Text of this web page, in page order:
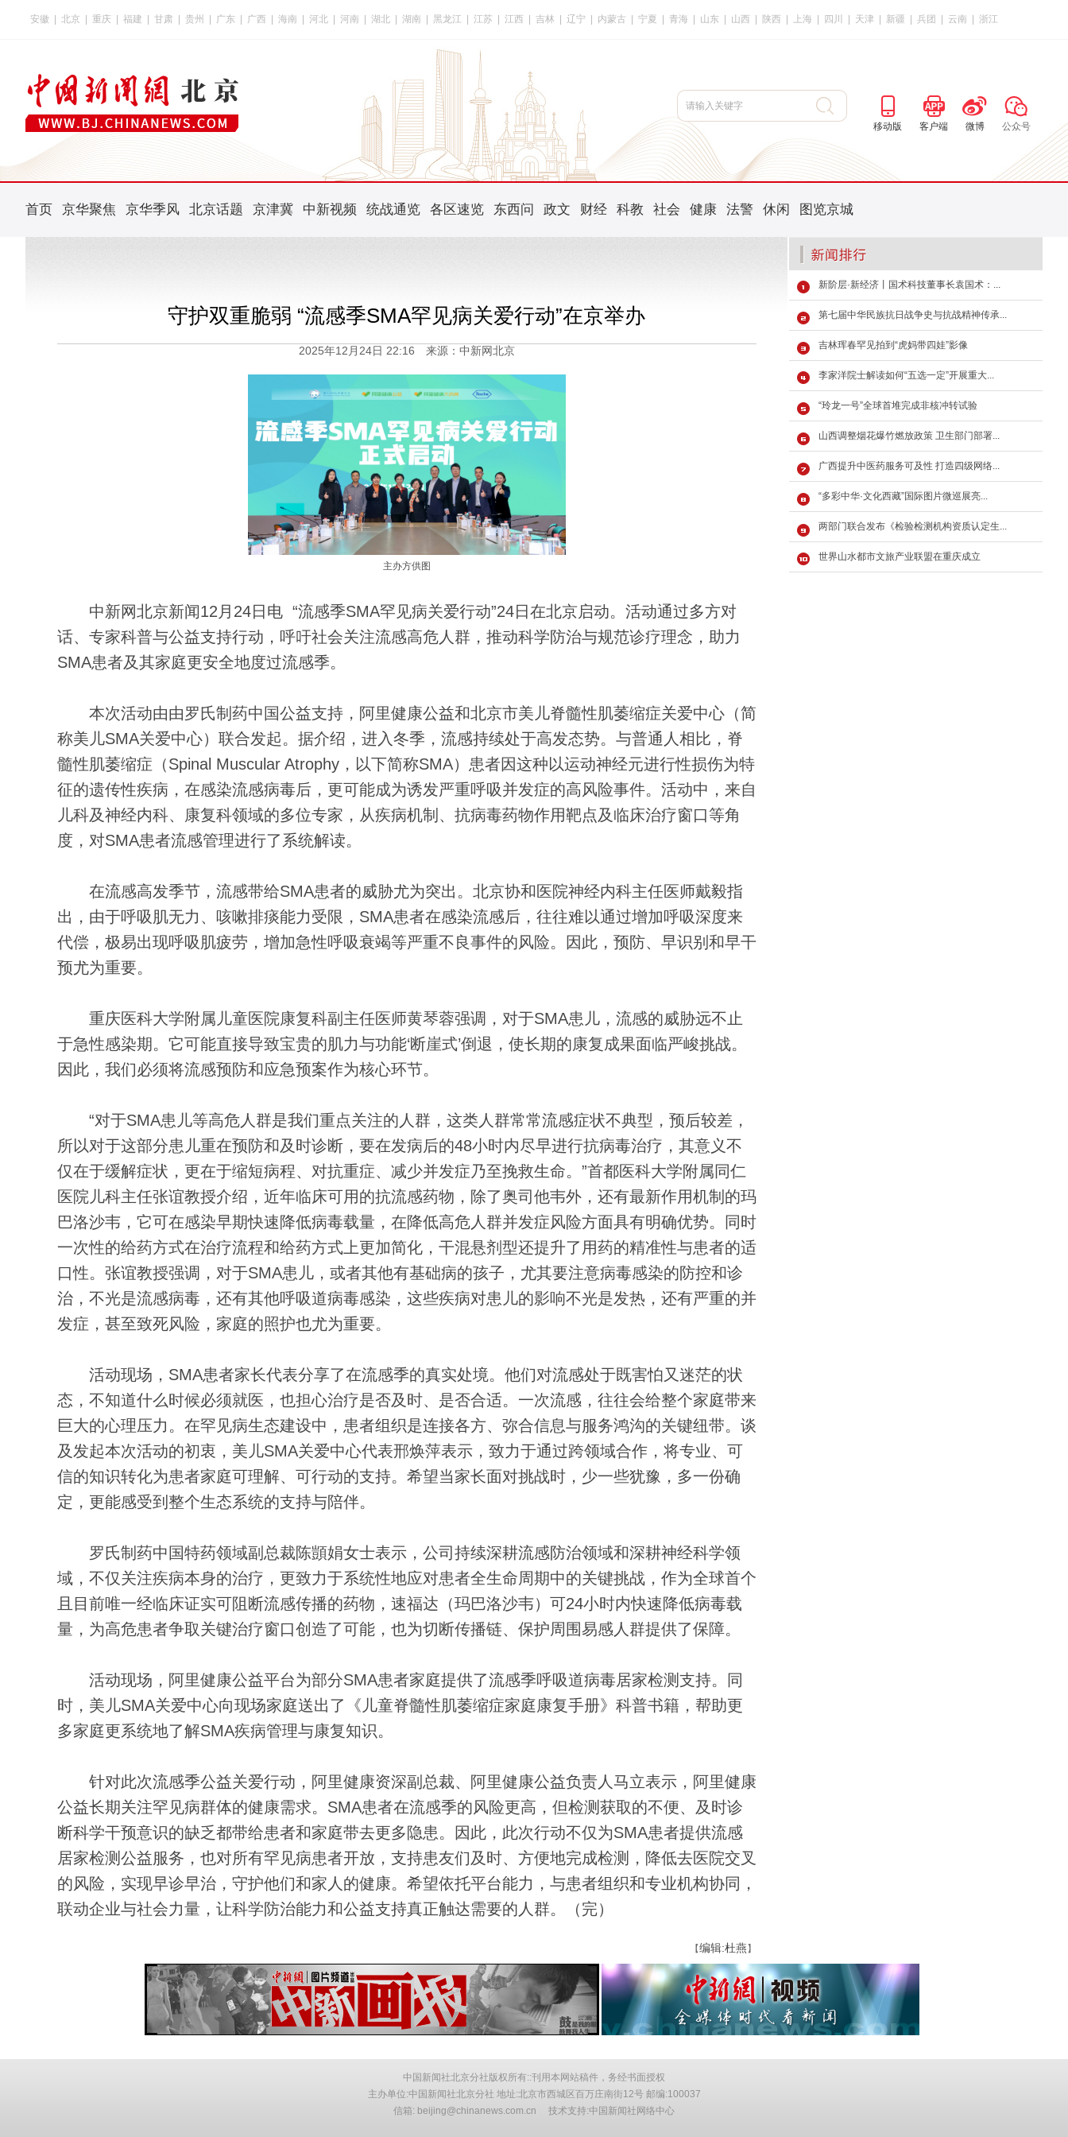
安徽 北京 重庆 福建 甘肃 贵州 广东 广西 海南 河北 河南 湖北 湖南 黑龙江 江苏 江西 吉林 辽宁 内蒙古 宁夏 青海 山东 山西 陕西 上海 四川 天津 新疆 兵团 云南 浙江
移动版 客户端 微博 公众号
首页 京华聚焦 京华季风 北京话题 京津冀 中新视频 统战通览 各区速览 东西问 政文 财经 科教 社会 健康 法警 休闲 图览京城
守护双重脆弱 “流感季SMA罕见病关爱行动”在京举办
2025年12月24日 22:16 来源：中新网北京
主办方供图
中新网北京新闻12月24日电 “流感季SMA罕见病关爱行动”24日在北京启动。活动通过多方对
话、专家科普与公益支持行动，呼吁社会关注流感高危人群，推动科学防治与规范诊疗理念，助力
SMA患者及其家庭更安全地度过流感季。
本次活动由由罗氏制药中国公益支持，阿里健康公益和北京市美儿脊髓性肌萎缩症关爱中心（简
称美儿SMA关爱中心）联合发起。据介绍，进入冬季，流感持续处于高发态势。与普通人相比，脊
髓性肌萎缩症（Spinal Muscular Atrophy，以下简称SMA）患者因这种以运动神经元进行性损伤为特
征的遗传性疾病，在感染流感病毒后，更可能成为诱发严重呼吸并发症的高风险事件。活动中，来自
儿科及神经内科、康复科领域的多位专家，从疾病机制、抗病毒药物作用靶点及临床治疗窗口等角
度，对SMA患者流感管理进行了系统解读。
在流感高发季节，流感带给SMA患者的威胁尤为突出。北京协和医院神经内科主任医师戴毅指
出，由于呼吸肌无力、咳嗽排痰能力受限，SMA患者在感染流感后，往往难以通过增加呼吸深度来
代偿，极易出现呼吸肌疲劳，增加急性呼吸衰竭等严重不良事件的风险。因此，预防、早识别和早干
预尤为重要。
重庆医科大学附属儿童医院康复科副主任医师黄琴蓉强调，对于SMA患儿，流感的威胁远不止
于急性感染期。它可能直接导致宝贵的肌力与功能‘断崖式’倒退，使长期的康复成果面临严峻挑战。
因此，我们必须将流感预防和应急预案作为核心环节。
“对于SMA患儿等高危人群是我们重点关注的人群，这类人群常常流感症状不典型，预后较差，
所以对于这部分患儿重在预防和及时诊断，要在发病后的48小时内尽早进行抗病毒治疗，其意义不
仅在于缓解症状，更在于缩短病程、对抗重症、减少并发症乃至挽救生命。”首都医科大学附属同仁
医院儿科主任张谊教授介绍，近年临床可用的抗流感药物，除了奥司他韦外，还有最新作用机制的玛
巴洛沙韦，它可在感染早期快速降低病毒载量，在降低高危人群并发症风险方面具有明确优势。同时
一次性的给药方式在治疗流程和给药方式上更加简化，干混悬剂型还提升了用药的精准性与患者的适
口性。张谊教授强调，对于SMA患儿，或者其他有基础病的孩子，尤其要注意病毒感染的防控和诊
治，不光是流感病毒，还有其他呼吸道病毒感染，这些疾病对患儿的影响不光是发热，还有严重的并
发症，甚至致死风险，家庭的照护也尤为重要。
活动现场，SMA患者家长代表分享了在流感季的真实处境。他们对流感处于既害怕又迷茫的状
态，不知道什么时候必须就医，也担心治疗是否及时、是否合适。一次流感，往往会给整个家庭带来
巨大的心理压力。在罕见病生态建设中，患者组织是连接各方、弥合信息与服务鸿沟的关键纽带。谈
及发起本次活动的初衷，美儿SMA关爱中心代表邢焕萍表示，致力于通过跨领域合作，将专业、可
信的知识转化为患者家庭可理解、可行动的支持。希望当家长面对挑战时，少一些犹豫，多一份确
定，更能感受到整个生态系统的支持与陪伴。
罗氏制药中国特药领域副总裁陈顗娟女士表示，公司持续深耕流感防治领域和深耕神经科学领
域，不仅关注疾病本身的治疗，更致力于系统性地应对患者全生命周期中的关键挑战，作为全球首个
且目前唯一经临床证实可阻断流感传播的药物，速福达（玛巴洛沙韦）可24小时内快速降低病毒载
量，为高危患者争取关键治疗窗口创造了可能，也为切断传播链、保护周围易感人群提供了保障。
活动现场，阿里健康公益平台为部分SMA患者家庭提供了流感季呼吸道病毒居家检测支持。同
时，美儿SMA关爱中心向现场家庭送出了《儿童脊髓性肌萎缩症家庭康复手册》科普书籍，帮助更
多家庭更系统地了解SMA疾病管理与康复知识。
针对此次流感季公益关爱行动，阿里健康资深副总裁、阿里健康公益负责人马立表示，阿里健康
公益长期关注罕见病群体的健康需求。SMA患者在流感季的风险更高，但检测获取的不便、及时诊
断科学干预意识的缺乏都带给患者和家庭带去更多隐患。因此，此次行动不仅为SMA患者提供流感
居家检测公益服务，也对所有罕见病患者开放，支持患友们及时、方便地完成检测，降低去医院交叉
的风险，实现早诊早治，守护他们和家人的健康。希望依托平台能力，与患者组织和专业机构协同，
联动企业与社会力量，让科学防治能力和公益支持真正触达需要的人群。（完）
【编辑:杜燕】
新阶层·新经济丨国术科技董事长袁国术：...
第七届中华民族抗日战争史与抗战精神传承...
吉林珲春罕见拍到“虎妈带四娃”影像
李家洋院士解读如何“五选一定”开展重大...
“玲龙一号”全球首堆完成非核冲转试验
山西调整烟花爆竹燃放政策 卫生部门部署...
广西提升中医药服务可及性 打造四级网络...
“多彩中华·文化西藏”国际图片微巡展亮...
两部门联合发布《检验检测机构资质认定生...
世界山水都市文旅产业联盟在重庆成立
中国新闻社北京分社版权所有::刊用本网站稿件，务经书面授权
主办单位:中国新闻社北京分社 地址:北京市西城区百万庄南街12号 邮编:100037
信箱: beijing@chinanews.com.cn 技术支持:中国新闻社网络中心